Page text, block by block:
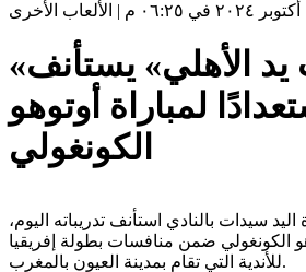
| الألعاب الأخرى
«سيدات يد الأهلي» يستأنف
لمباراة أوتوهو
الكونغولي ضمن منافسات بطولة إفريقيا
للأندية التي تقام بمدينة العيون بالمغرب.